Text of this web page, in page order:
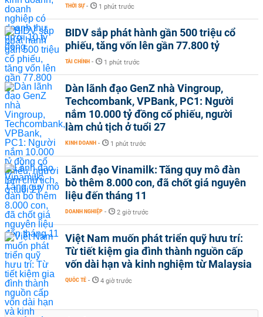
THỜI SỰ - 1 phút trước
BIDV sắp phát hành gần 500 triệu cổ
phiếu, tăng vốn lên gần 77.800 tỷ
TÀI CHÍNH - 1 phút trước
Dàn lãnh đạo GenZ nhà Vingroup,
Techcombank, VPBank, PC1: Người
nắm 10.000 tỷ đồng cổ phiếu, người
làm chủ tịch ở tuổi 27
KINH DOANH - 1 phút trước
Lãnh đạo Vinamilk: Tăng quy mô đàn
bò thêm 8.000 con, đã chốt giá nguyên
liệu đến tháng 11
DOANH NGHIỆP - 2 giờ trước
Việt Nam muốn phát triển quỹ hưu trí:
Từ tiết kiệm gia đình thành nguồn cấp
vốn dài hạn và kinh nghiệm từ Malaysia
QUỐC TẾ - 4 giờ trước